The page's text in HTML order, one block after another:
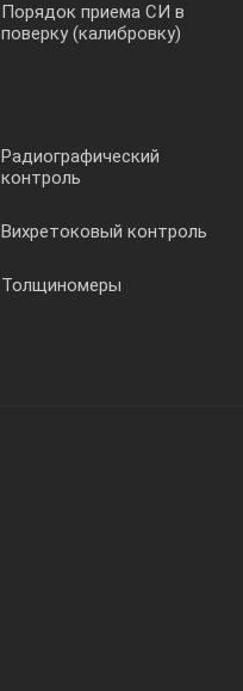
Порядок приема СИ в
поверку (калибровку)
Радиографический
контроль
Вихретоковый контроль
Толщиномеры